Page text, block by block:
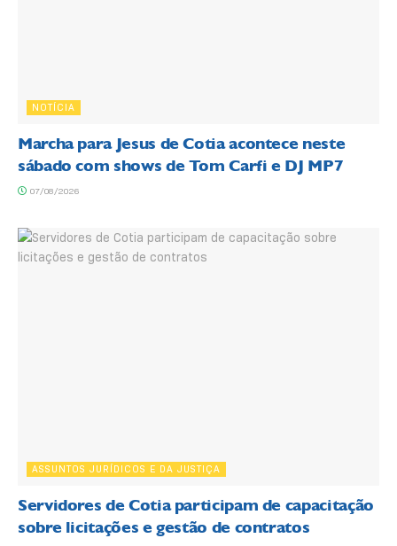
NOTÍCIA
Marcha para Jesus de Cotia acontece neste
sábado com shows de Tom Carfi e DJ MP7
07/08/2026
ASSUNTOS JURÍDICOS E DA JUSTIÇA
Servidores de Cotia participam de capacitação
sobre licitações e gestão de contratos